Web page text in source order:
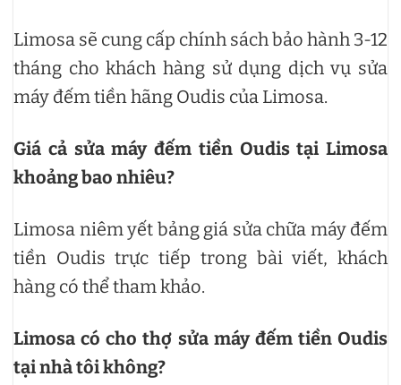
Limosa sẽ cung cấp chính sách bảo hành 3-12
tháng cho khách hàng sử dụng dịch vụ sửa
máy đếm tiền hãng Oudis của Limosa.
Giá cả sửa máy đếm tiền Oudis tại Limosa
khoảng bao nhiêu?
Limosa niêm yết bảng giá sửa chữa máy đếm
tiền Oudis trực tiếp trong bài viết, khách
hàng có thể tham khảo.
Limosa có cho thợ sửa máy đếm tiền Oudis
tại nhà tôi không?